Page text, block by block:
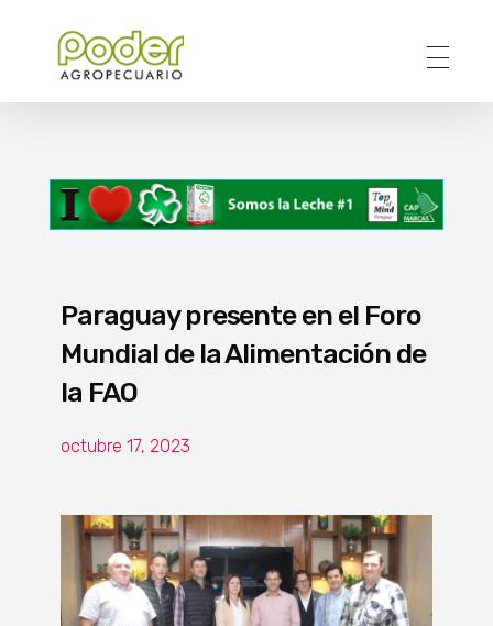
Paraguay presente en el Foro
Mundial de la Alimentación de
la FAO
octubre 17, 2023